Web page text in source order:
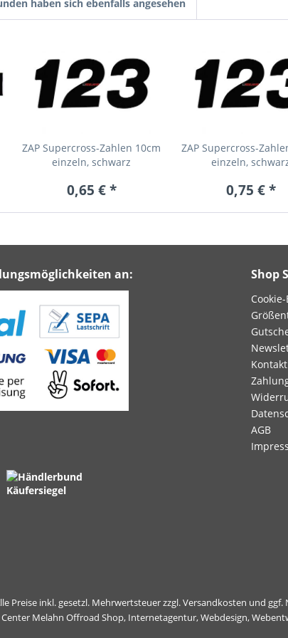
haben sich ebenfalls angesehen
ZAP Supercross-Zahlen 10cm
einzeln, schwarz
0,65 € *
ZAP Supercross-
einzeln,
0,75 € *
an: Shop
Kontakt
AGB
Preise inkl. gesetzl. Mehrwertsteuer zzgl.Versandkosten und ggf.
Melahn Offroad Shop, Internetagentur, Webdesign,